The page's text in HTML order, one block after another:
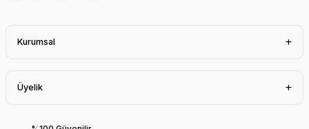
Kurumsal
Üyelik